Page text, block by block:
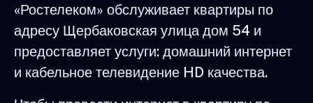
«Ростелеком» обслуживает квартиры по
адресу Щербаковская улица дом 54 и
предоставляет услуги: домашний интернет
и кабельное телевидение HD качества.